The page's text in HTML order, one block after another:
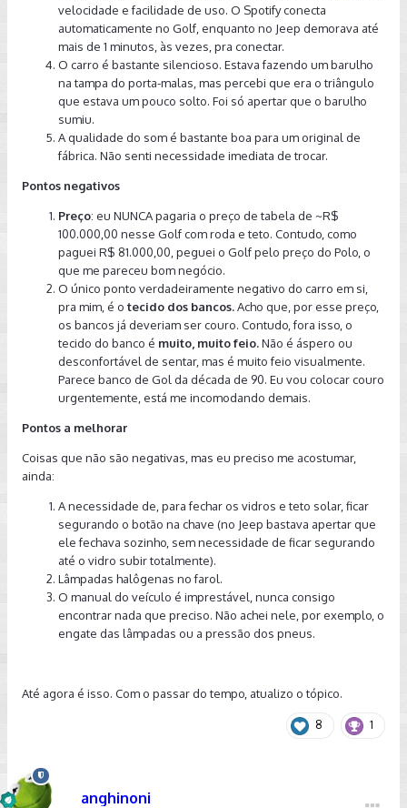
velocidade e facilidade de uso. O Spotify conecta
automaticamente no Golf, enquanto no Jeep demorava até
mais de 1 minutos, às vezes, pra conectar.
O carro é bastante silencioso. Estava fazendo um barulho
na tampa do porta-malas, mas percebi que era o triângulo
que estava um pouco solto. Foi só apertar que o barulho
sumiu.
A qualidade do som é bastante boa para um original de
fábrica. Não senti necessidade imediata de trocar.
Pontos negativos
Preço: eu NUNCA pagaria o preço de tabela de ~R$
100.000,00 nesse Golf com roda e teto. Contudo, como
paguei R$ 81.000,00, peguei o Golf pelo preço do Polo, o
que me pareceu bom negócio.
O único ponto verdadeiramente negativo do carro em si,
pra mim, é o tecido dos bancos.Acho que, por esse preço,
os bancos já deveriam ser couro. Contudo, fora isso, o
tecido do banco é muito, muito feio.Não é áspero ou
desconfortável de sentar, mas é muito feio visualmente.
Parece banco de Gol da década de 90. Eu vou colocar couro
urgentemente, está me incomodando demais.
Pontos a melhorar
Coisas que não são negativas, mas eu preciso me acostumar,
ainda:
A necessidade de, para fechar os vidros e teto solar, ficar
segurando o botão na chave (no Jeep bastava apertar que
ele fechava sozinho, sem necessidade de ficar segurando
até o vidro subir totalmente).
Lâmpadas halôgenas no farol.
O manual do veículo é imprestável, nunca consigo
encontrar nada que preciso. Não achei nele, por exemplo, o
engate das lâmpadas ou a pressão dos pneus.
Até agora é isso. Com o passar do tempo, atualizo o tópico.
8 1
anghinoni